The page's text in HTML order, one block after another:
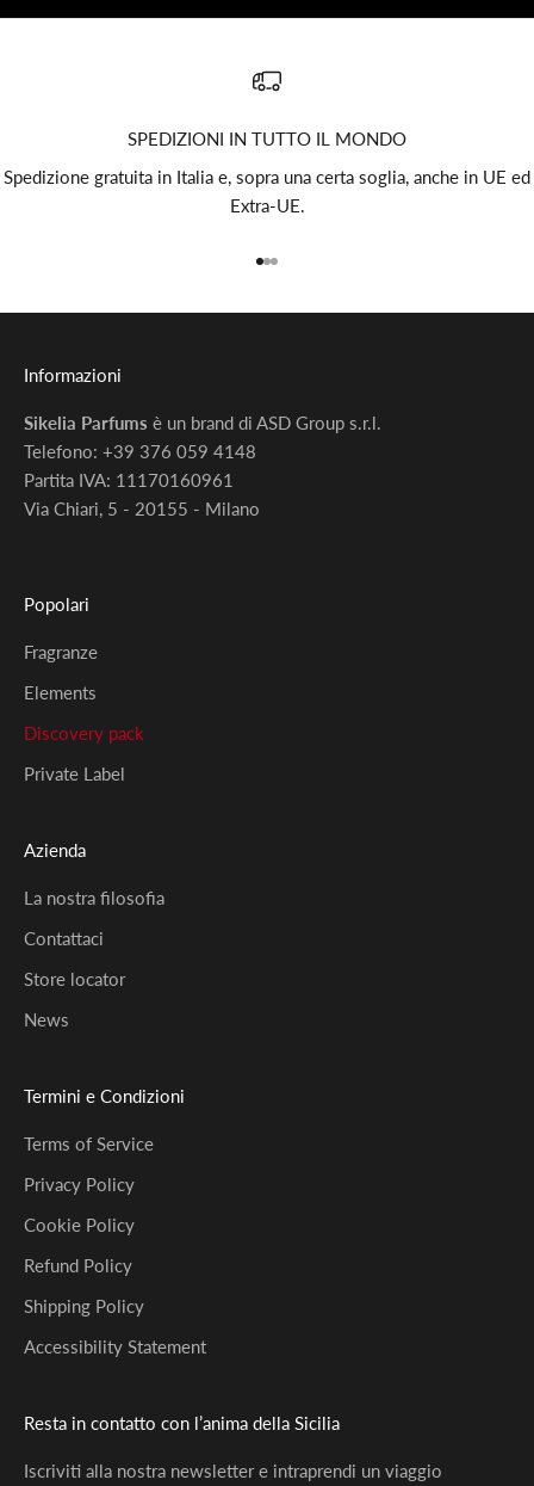
SPEDIZIONI IN TUTTO IL MONDO
Spedizione gratuita in Italia e, sopra una certa soglia, anche in UE ed
Extra‑UE.
Vai all'articolo 1
Vai all'articolo 2
Vai all'articolo 3
Informazioni
Sikelia Parfums è un brand di ASD Group s.r.l.
Telefono: +39 376 059 4148
Partita IVA: 11170160961
Via Chiari, 5 - 20155 - Milano
Popolari
Fragranze
Elements
Discovery pack
Private Label
Azienda
La nostra filosofia
Contattaci
Store locator
News
Termini e Condizioni
Terms of Service
Privacy Policy
Cookie Policy
Refund Policy
Shipping Policy
Accessibility Statement
Resta in contatto con l’anima della Sicilia
Iscriviti alla nostra newsletter e intraprendi un viaggio